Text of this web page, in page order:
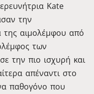
Kate
την
της αιμολέμφου από
των
την πιο ισχυρή και
απέναντι στο
παθογόνο που